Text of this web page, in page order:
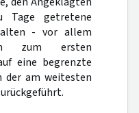
Tage getretene
- vor allem
zum ersten
eine begrenzte
der am weitesten